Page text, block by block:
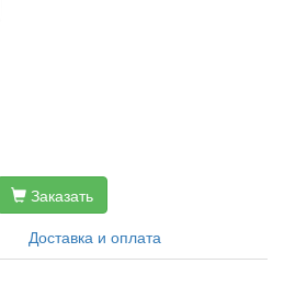
Заказать
Доставка и оплата